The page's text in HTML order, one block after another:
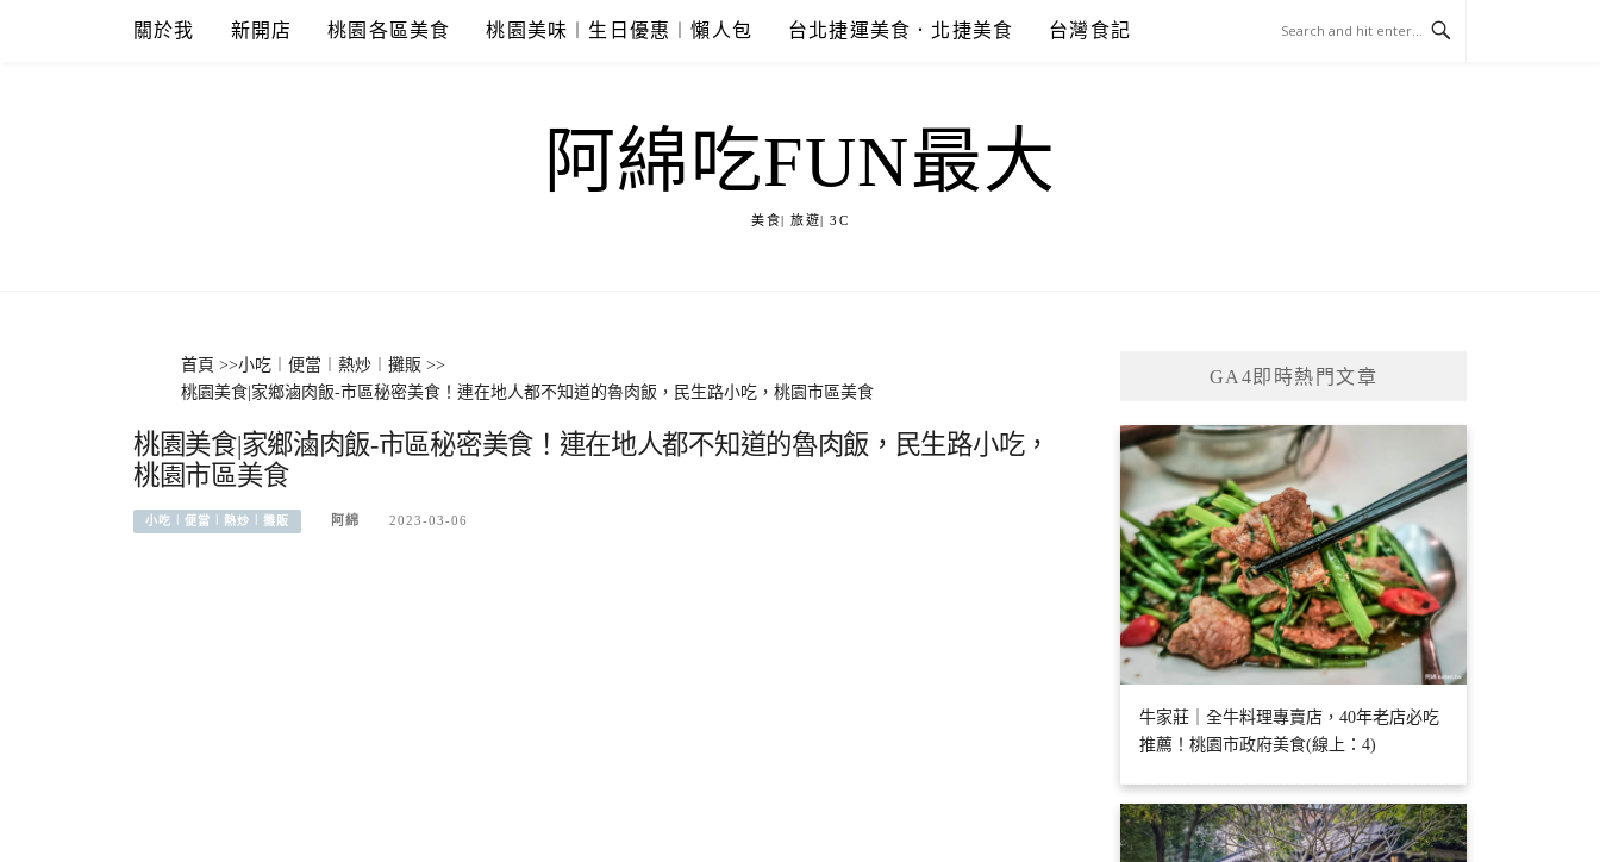
關於我 新開店 桃園各區美食 桃園美味︱生日優惠︱懶人包 台北捷運美食．北捷美食 台灣食記
阿綿吃FUN最大
美食| 旅遊| 3C
首頁 >>小吃︱便當︱熱炒︱攤販 >>
桃園美食|家鄉滷肉飯-市區秘密美食！連在地人都不知道的魯肉飯，民生路小吃，桃園市區美食
桃園美食|家鄉滷肉飯-市區秘密美食！連在地人都不知道的魯肉飯，民生路小吃，
桃園市區美食
小吃︱便當︱熱炒︱攤販 阿綿 2023-03-06
GA4即時熱門文章
牛家莊｜全牛料理專賣店，40年老店必吃
推薦！桃園市政府美食(線上：4)